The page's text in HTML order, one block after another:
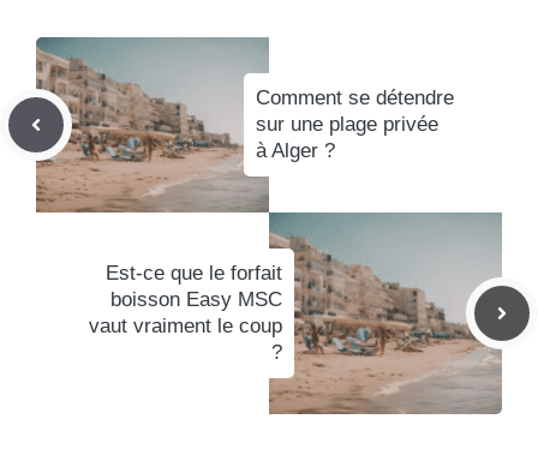
Comment se détendre
sur une plage privée
à Alger ?
Est-ce que le forfait
boisson Easy MSC
vaut vraiment le coup
?